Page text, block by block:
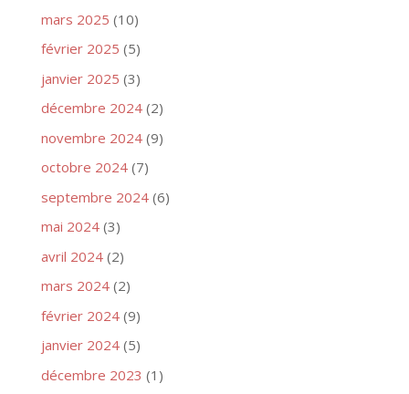
mars 2025 (10)
février 2025 (5)
janvier 2025 (3)
décembre 2024(2)
novembre 2024(9)
octobre 2024(7)
septembre 2024(6)
mai 2024(3)
avril 2024(2)
mars 2024(2)
février 2024(9)
janvier 2024(5)
décembre 2023 (1)